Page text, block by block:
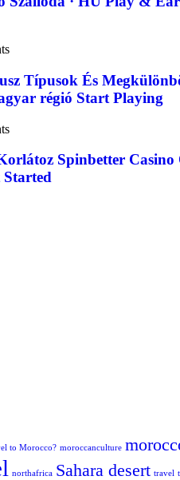
Típusok És
régió Start Playing
Spinbetter Casino
Started
to Morocco? moroccanculture
northafrica Sahara desert travel